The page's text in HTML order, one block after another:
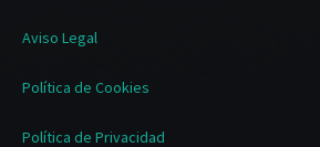
Aviso Legal
Política de Cookies
Política de Privacidad